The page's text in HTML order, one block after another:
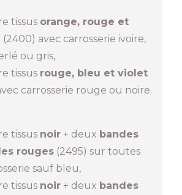
tissus orange, rouge et
(2400) avec carrosserie ivoire,
ou gris,
tissus rouge, bleu et violet
carrosserie rouge ou noire.
tissus noir + deux bandes
rouges (2495) sur toutes
sauf bleu,
tissus noir + deux bandes